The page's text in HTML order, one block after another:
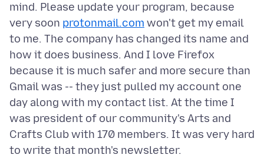
mind. Please update your program, because
very soon protonmail.com won't get my email
to me. The company has changed its name and
how it does business. And I love Firefox
because it is much safer and more secure than
Gmail was -- they just pulled my account one
day along with my contact list. At the time I
was president of our community's Arts and
Crafts Club with 170 members. It was very hard
to write that month's newsletter.